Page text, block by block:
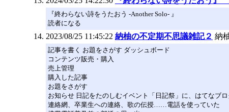
『終わらない詩をうたおう -Another Solo- 』
読者になる
2023/08/25 11:45:22 納柚の不定期不思議雑記２ 納
記事を書く お題をさがす ダッシュボード
コンテンツ販売・購入
売上管理
購入した記事
お題をさがす
お知らせ 日記をたのしむイベント「日記祭」に、はてなブ
連絡網、卒業生への連絡、歌の伝授……電話を使っていた